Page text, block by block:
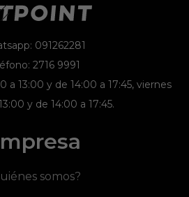
091262281
2716 9991
a 13:00 y de 14:00 a 17:45, viernes
y de 14:00 a 17:45.
somos?